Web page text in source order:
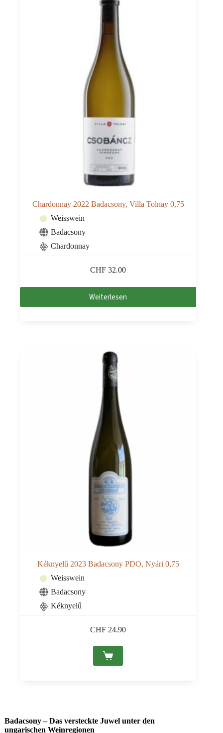
Chardonnay 2022 Badacsony, Villa Tolnay 0,75
Weisswein
Badacsony
Chardonnay
CHF 32.00
Weiterlesen
Kéknyelű 2023 Badacsony PDO, Nyári 0,75
Weisswein
Badacsony
Kéknyelű
CHF 24.90
Badacsony – Das versteckte Juwel unter den
ungarischen Weinregionen